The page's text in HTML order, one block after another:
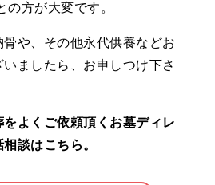
の方が大変です。
や、その他永代供養などお
ましたら、お申しつけ下さ
よくご依頼頂くお墓ディレ
談はこちら。